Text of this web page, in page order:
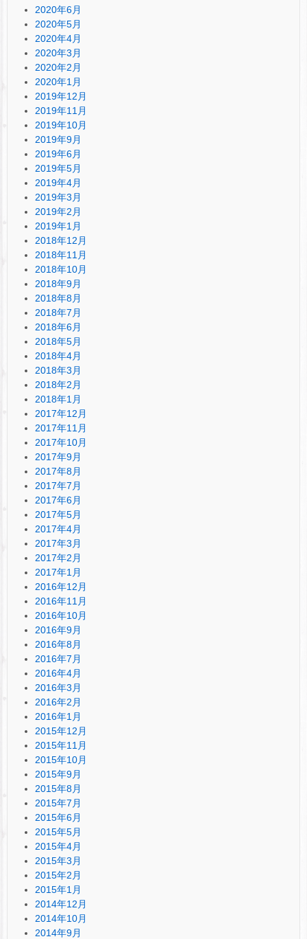
2020年6月
2020年5月
2020年4月
2020年3月
2020年2月
2020年1月
2019年12月
2019年11月
2019年10月
2019年9月
2019年6月
2019年5月
2019年4月
2019年3月
2019年2月
2019年1月
2018年12月
2018年11月
2018年10月
2018年9月
2018年8月
2018年7月
2018年6月
2018年5月
2018年4月
2018年3月
2018年2月
2018年1月
2017年12月
2017年11月
2017年10月
2017年9月
2017年8月
2017年7月
2017年6月
2017年5月
2017年4月
2017年3月
2017年2月
2017年1月
2016年12月
2016年11月
2016年10月
2016年9月
2016年8月
2016年7月
2016年4月
2016年3月
2016年2月
2016年1月
2015年12月
2015年11月
2015年10月
2015年9月
2015年8月
2015年7月
2015年6月
2015年5月
2015年4月
2015年3月
2015年2月
2015年1月
2014年12月
2014年10月
2014年9月